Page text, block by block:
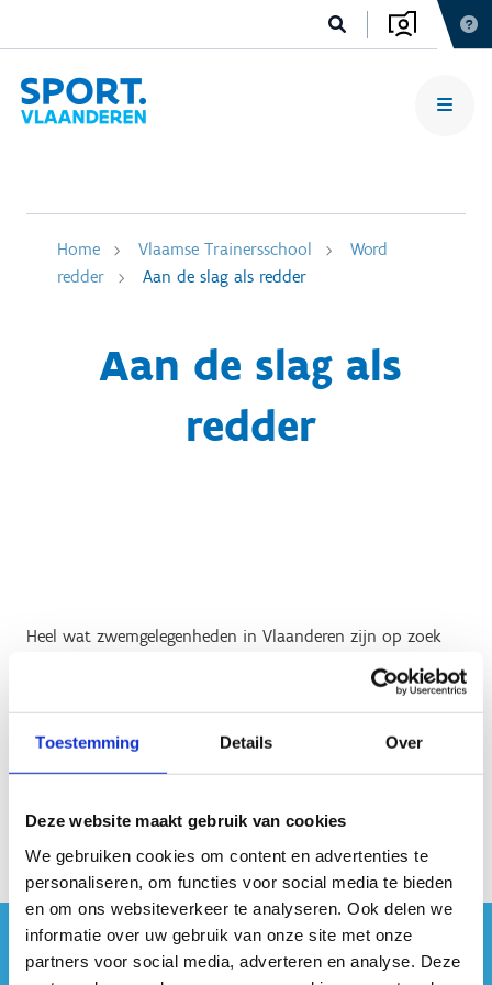
Toestemming Details Over
Deze website maakt gebruik van cookies
We gebruiken cookies om content en advertenties te
personaliseren, om functies voor social media te bieden
en om ons websiteverkeer te analyseren. Ook delen we
informatie over uw gebruik van onze site met onze
partners voor social media, adverteren en analyse. Deze
Home Vlaamse Trainersschool
Word
redder
Aan de slag als redder
Aan de slag als
redder
Heel wat zwemgelegenheden in Vlaanderen zijn op zoek
naar redders. Behaalde je een diploma en wil je je inzetten
voor een veilige zwembeleving, bekijk dan de beschikbare
vacatures.
#sportersbelevenmeer